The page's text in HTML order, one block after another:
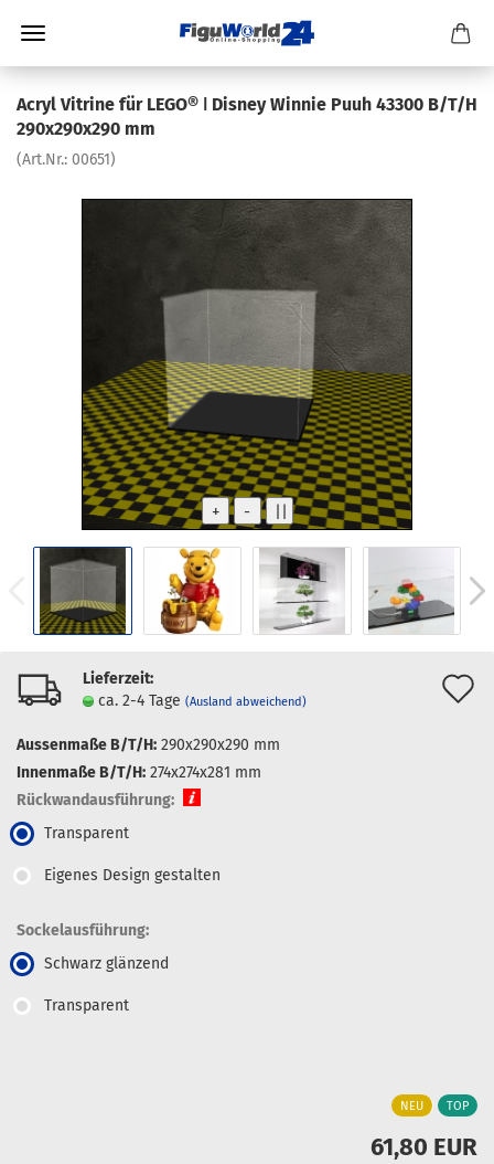
Acryl Vitrine für LEGO® ǀ Disney Winnie Puuh 43300 B/T/H
290x290x290 mm
(Art.Nr.: 00651)
Lieferzeit:
ca. 2-4 Tage (Ausland abweichend)
Aussenmaße B/T/H: 290x290x290 mm
Innenmaße B/T/H: 274x274x281 mm
Rückwandausführung:
Transparent
Eigenes Design gestalten
Sockelausführung:
Schwarz glänzend
Transparent
NEU TOP
61,80 EUR